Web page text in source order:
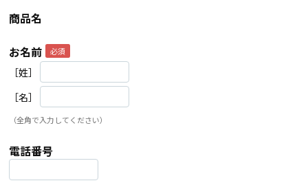
商品名
お名前
［姓］
［名］
（全角で入力してください）
電話番号